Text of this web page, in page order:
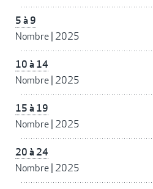
5 à 9
Nombre 2025
10 à 14
Nombre 2025
15 à 19
Nombre 2025
20 à 24
Nombre 2025